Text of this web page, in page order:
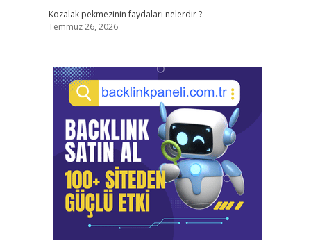
Kozalak pekmezinin faydaları nelerdir ?
Temmuz 26, 2026